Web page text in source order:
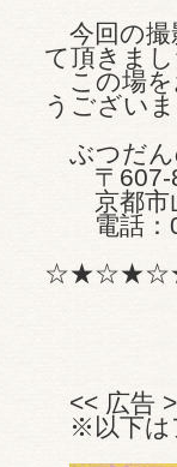
今回の撮
て頂きま
この場を
うござい
ぶつだ
〒607-
京都市山
電話：
<< 広告
※以下は